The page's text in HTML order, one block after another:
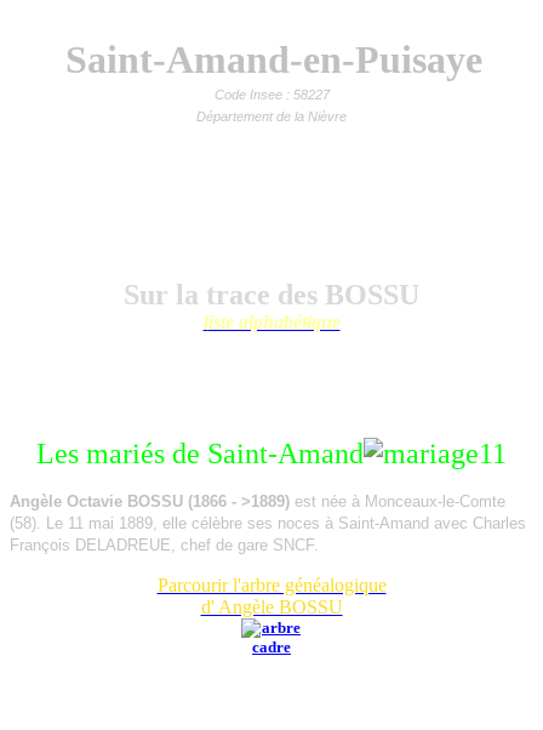
Saint-Amand-en-Puisaye
Code Insee : 58227
Département de la Nièvre
Sur la trace des BOSSU
liste alphabétique
Les mariés de Saint-Amand
Angèle Octavie BOSSU (1866 - >1889) est née à Monceaux-le-Comte
(58). Le 11 mai 1889, elle célèbre ses noces à Saint-Amand avec Charles
François DELADREUE, chef de gare SNCF.
Parcourir l'arbre généalogique
d' Angèle BOSSU